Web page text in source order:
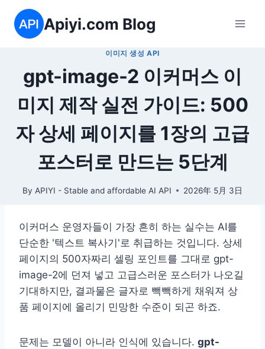
content
Apiyi.com Blog
이미지 생성 API
gpt-image-2 이커머스 이
미지 제작 실전 가이드: 500
자 상세 페이지를 1장의 고급
포스터로 만드는 5단계
By APIYI - Stable and affordable AI API 2026年 5月 3日
이커머스 운영자들이 가장 흔히 하는 실수는 AI를
단순한 '텍스트 복사기'로 취급하는 것입니다. 상세
페이지의 500자짜리 셀링 포인트를 그대로 gpt-
image-2에 던져 넣고 고급스러운 포스터가 나오길
기대하지만, 결과물은 글자로 빽빽하게 채워져 상
품 페이지에 올리기 민망한 수준이 되곤 하죠.
문제는 모델이 아니라 인식에 있습니다. gpt-